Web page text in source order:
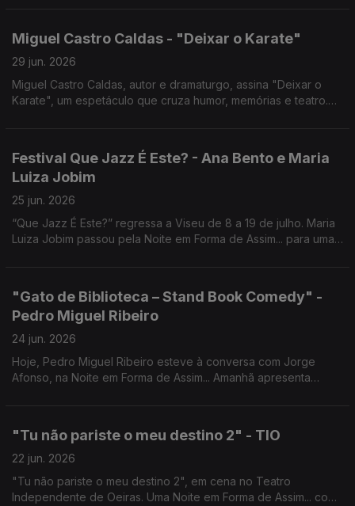
Miguel Castro Caldas - "Deixar o Karate"
29 jun. 2026
Miguel Castro Caldas, autor e dramaturgo, assina "Deixar o
Karate", um espetáculo que cruza humor, memórias e teatro.
Festival Que Jazz É Este? - Ana Bento e Maria
Luiza Jobim
25 jun. 2026
“Que Jazz É Este?” regressa a Viseu de 8 a 19 de julho. Maria
Luiza Jobim passou pela Noite em Forma de Assim... para uma
"Gato de Biblioteca – Stand Book Comedy" -
Pedro Miguel Ribeiro
24 jun. 2026
Hoje, Pedro Miguel Ribeiro esteve à conversa com Jorge
Afonso, na Noite em Forma de Assim... Amanhã apresenta
"Tu não pariste o meu destino 2" - TIO
22 jun. 2026
"Tu não pariste o meu destino 2", em cena no Teatro
Independente de Oeiras. Uma Noite em Forma de Assim... com